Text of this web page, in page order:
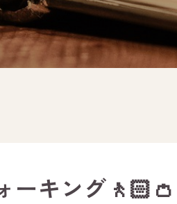
ーキング🚶🏻👛